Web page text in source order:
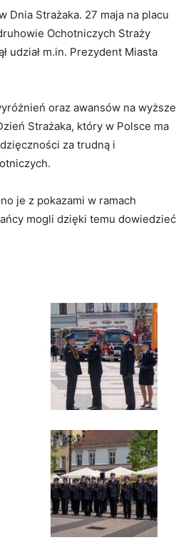
Dnia Strażaka. 27 maja na placu
Ochotniczych Straży
udział m.in. Prezydent Miasta
oraz awansów na wyższe
Strażaka, który w Polsce ma
za trudną i
je z pokazami w ramach
mogli dzięki temu dowiedzieć